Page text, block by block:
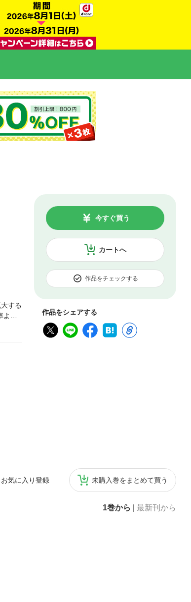
カートへ
今すぐ買う
作品をチェックする
作品をシェアする
お気に入り登録 未購入巻をまとめて買う
1巻から 最新刊から
する
く
な
5
文や
い
感